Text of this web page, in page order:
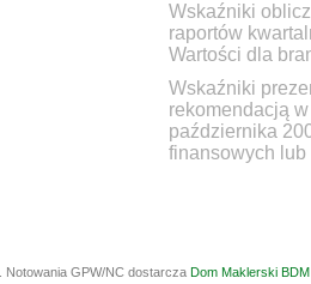
Wskaźniki
raportów
Wartości dla
Wskaźniki
rekomendacją
października
finansowych lub
Notowania GPW/NC dostarcza Dom Maklerski